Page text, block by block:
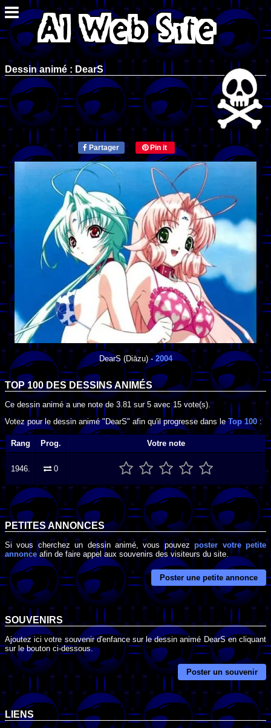
Dessin animé : DearS
Partager Pin it
DearS(Diāzu) - 2004
TOP 100 DES DESSINS ANIMÉS
Ce dessin animé a une note de 3.81sur5 avec15 vote(s).
Votez pour le dessin animé "DearS" afin qu'il progresse dans leTop 100 :
Rang Prog. Votre note
1946. 0
PETITES ANNONCES
Si vous cherchez un dessin animé, vous pouvezposter votre petite
annonceafin de faire appel aux souvenirs des visiteurs du site.
Poster une petite annonce
SOUVENIRS
Ajoutez ici votre souvenir d'enfance sur le dessin animé DearS en cliquant
sur le bouton ci-dessous.
Poster un souvenir
LIENS